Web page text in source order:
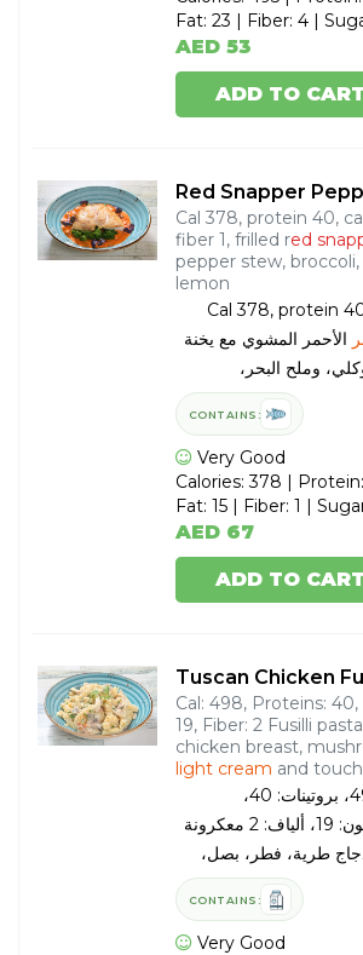
Fat: 23 | Fiber: 4 |
AED 53
ADD TO CART
Red Snapper
Cal 378, protein 40,
fiber 1, frilled red
pepper stew, broccoli,
lemon
Cal 378, protein
الأحمر المشوي مع يخنة
وملح البحر،
CONTAINS:
Very Good
Calories: 378 |
Fat: 15 | Fiber: 1 |
AED 67
ADD TO CART
Tuscan Chicken
Cal: 498, Proteins: 40,
19, Fiber: 2 Fusilli
chicken breast,
light cream and
سعرات حرارية: 498، بروتينات: 40،
كربوهيدرات: 35، دهون: 19، ألياف: 2 معكرونة
طرية، فطر، بصل،
من الأعشاب
CONTAINS:
Very Good